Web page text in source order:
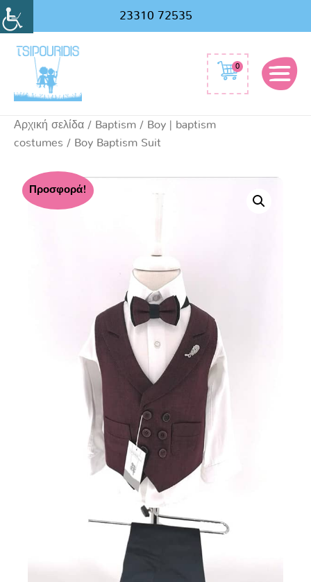
23310 72535
0
Αρχική σελίδα / Baptism / Boy | baptism
costumes / Boy Baptism Suit
Προσφορά!
Boy
Baptism
Αναζήτηση
για: